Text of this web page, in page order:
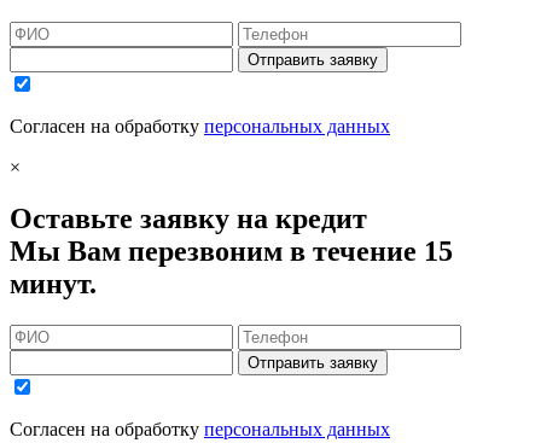
Отправить заявку
Согласен на обработку персональных данных
×
Оставьте заявку на кредит
Мы Вам перезвоним в течение 15
минут.
Отправить заявку
Согласен на обработку персональных данных